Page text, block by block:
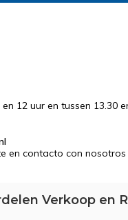
12 uur en tussen 13.30
en contacto con nosotros
Verkoop en